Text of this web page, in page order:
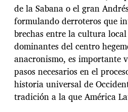
de la Sabana o el gran
formulando derroteros que
brechas entre la cultura
dominantes del centro
anacronismo, es importante
pasos necesarios en el
historia universal de
tradición a la que América